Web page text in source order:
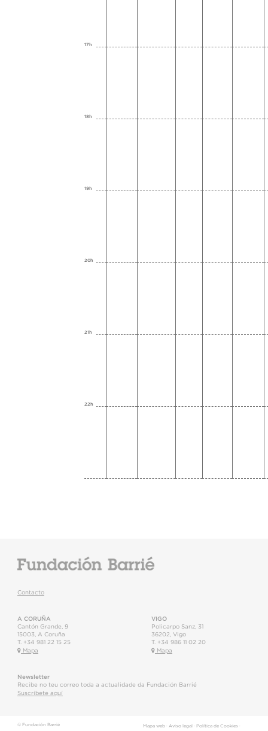
17h
18h
19h
20h
21h
22h
Contacto
A CORUÑA
Cantón Grande, 9
15003
A Coruña
T. +34 981 22 15 25
Mapa
VIGO
Policarpo Sanz, 31
36202 Vigo
T. +34 986 11 02 20
Mapa
Newsletter
Recibe no teu correo toda a actualidade da Fundación Barrié
Suscríbete aquí
© Fundación Barrié Mapa web· Aviso legal · Política de Cookies ·